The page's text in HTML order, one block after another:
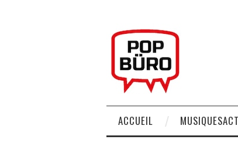
ACCUEIL